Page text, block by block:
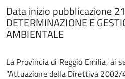
Data inizio pubblicazione
DETERMINAZIONE E
AMBIENTALE
La Provincia di Reggio Emilia, ai
“Attuazione della Direttiva